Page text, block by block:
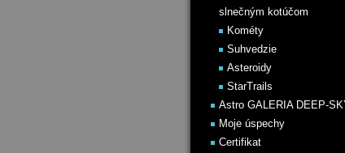
slnečným kotúčom
Kométy
Suhvedzie
Asteroidy
StarTrails
Astro GALERIA DEEP-
Moje úspechy
Certifikat